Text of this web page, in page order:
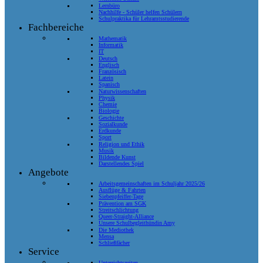
Lernbüro
Nachhilfe - Schüler helfen Schülern
Schulpraktika für Lehramtsstudierende
Fachbereiche
Mathematik
Informatik
IT
Deutsch
Englisch
Französisch
Latein
Spanisch
Naturwissenschaften
Physik
Chemie
Biologie
Geschichte
Sozialkunde
Erdkunde
Sport
Religion und Ethik
Musik
Bildende Kunst
Darstellendes Spiel
Angebote
Arbeitsgemeinschaften im Schuljahr 2025/26
Ausflüge & Fahrten
Siebenpfeiffer-Tage
Prävention am SGK
Streitschlichtung
Queer-Straight-Alliance
Unsere Schulbegleithündin Amy
Die Mediothek
Mensa
Schließfächer
Service